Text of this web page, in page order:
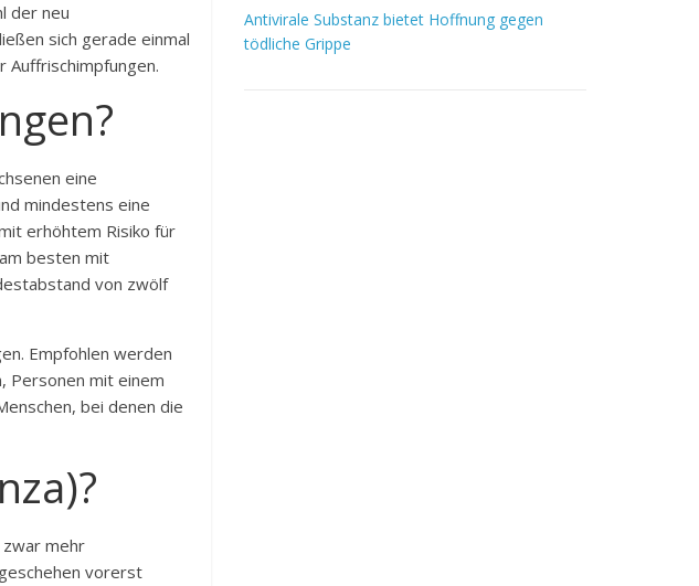
der neu
sich gerade einmal
Auffrischimpfungen.
eine
mindestens eine
erhöhtem Risiko für
besten mit
von zwölf
Empfohlen werden
Personen mit einem
bei denen die
mehr
vorerst
Antivirale Substanz bietet Hoffnung gegen
tödliche Grippe